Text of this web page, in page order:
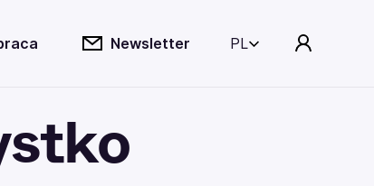
Newsletter PL